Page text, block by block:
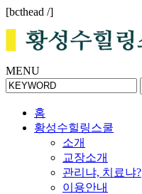
[bcthead /]
MENU
홈
황성수힐링스쿨
소개
교장소개
관리냐, 치료냐?
이용안내